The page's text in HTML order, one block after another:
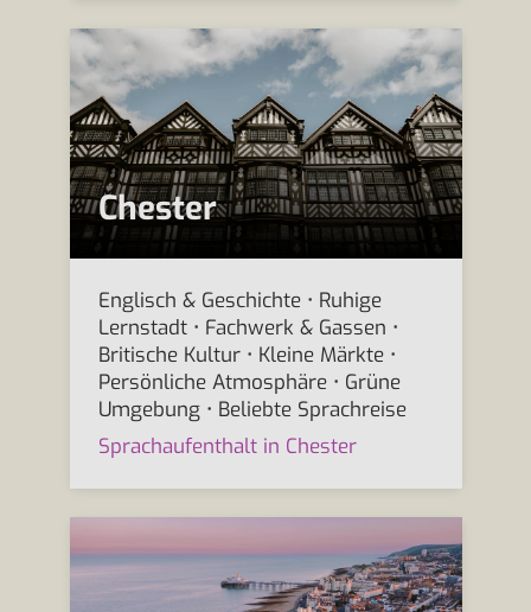
Chester
Englisch & Geschichte • Ruhige
Lernstadt • Fachwerk & Gassen •
Britische Kultur • Kleine Märkte •
Persönliche Atmosphäre • Grüne
Umgebung • Beliebte Sprachreise
Sprachaufenthalt in Chester